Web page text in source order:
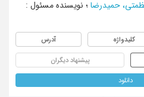
حمیدرضا ؛ نویسنده مسئول :
کلیدواژه آدرس
پیشنهاد دیگران
دانلود